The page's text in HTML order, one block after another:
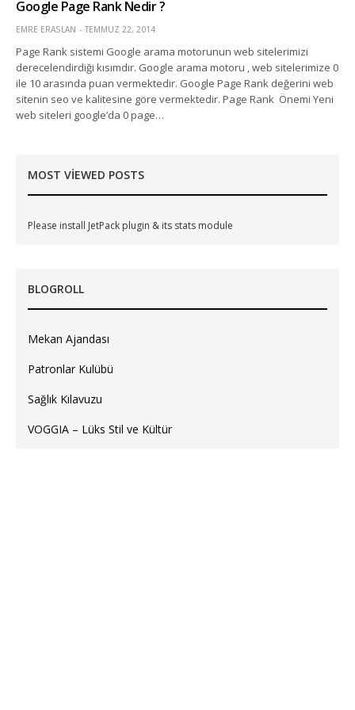
Google Page Rank Nedir ?
EMRE ERASLAN TEMMUZ 22, 2014
Page Rank sistemi Google arama motorunun web sitelerimizi
derecelendirdiği kısımdır. Google arama motoru , web sitelerimize 0
ile 10 arasında puan vermektedir. Google Page Rank değerini web
sitenin seo ve kalitesine göre vermektedir. Page Rank Önemi Yeni
web siteleri google’da 0 page…
MOST VIEWED POSTS
Please install JetPack plugin & its stats module
BLOGROLL
Mekan Ajandası
Patronlar Kulübü
Sağlık Kılavuzu
VOGGIA – Lüks Stil ve Kültür